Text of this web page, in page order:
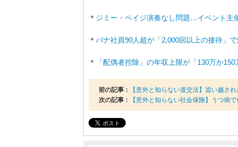
＊ ジミー・ペイジ演奏なし問題…イベント主
＊ パナ社員90人超が「2,000回以上の接待」
＊ 「配偶者控除」の年収上限が「130万か
前の記事 :
【意外と知らない道交法】追い越さ
次の記事 :
【意外と知らない社会保険】うつ病